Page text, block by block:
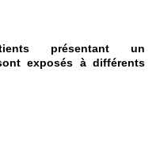
présentant un
exposés à différents